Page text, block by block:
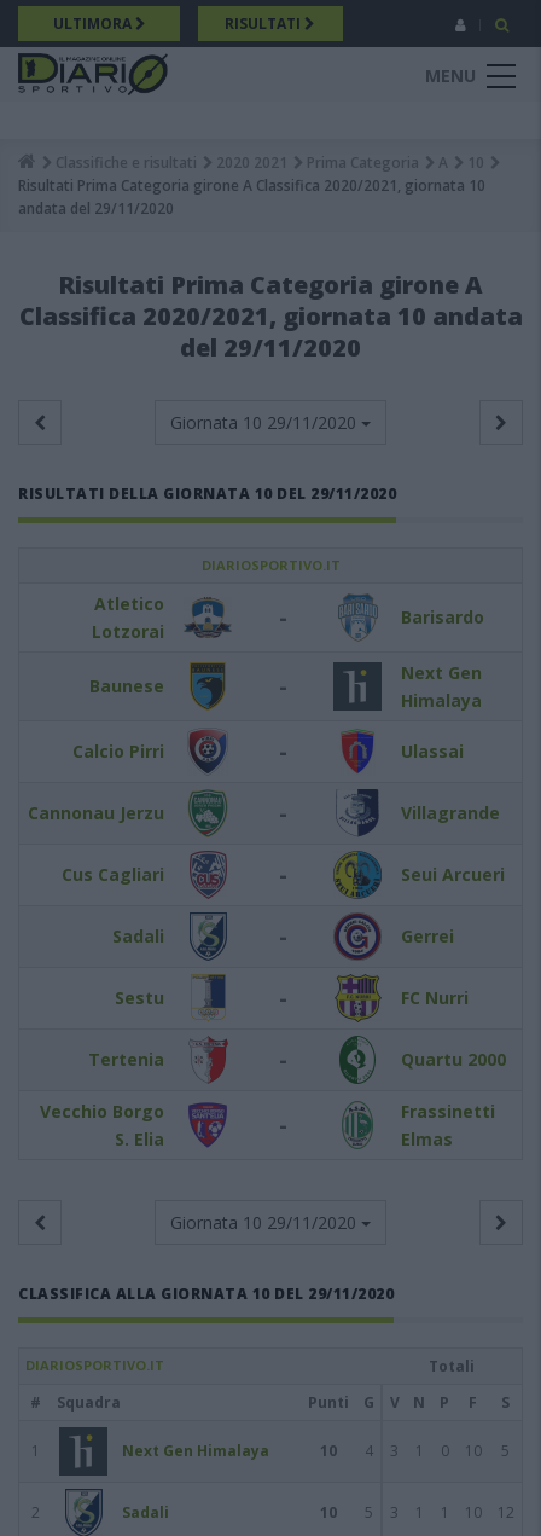
Salta
al
contenuto
principale
ULTIMORA RISULTATI
MENU
Breadcrumb
Classifiche e risultati 2020 2021 Prima Categoria A
10
Risultati Prima Categoria girone A Classifica 2020/2021, giornata 10
andata del 29/11/2020
Risultati Prima Categoria girone A
Classifica 2020/2021, giornata 10 andata
del 29/11/2020
Giornata 10 29/11/2020
RISULTATI DELLA GIORNATA 10 DEL 29/11/2020
DIARIOSPORTIVO.IT
Atletico
Lotzorai
- Barisardo
Baunese -
Next Gen
Himalaya
Calcio Pirri - Ulassai
Cannonau Jerzu - Villagrande
Cus Cagliari - Seui Arcueri
Sadali - Gerrei
Sestu - FC Nurri
Tertenia - Quartu 2000
Vecchio Borgo
S. Elia
-
Frassinetti
Elmas
Giornata 10 29/11/2020
CLASSIFICA ALLA GIORNATA 10 DEL 29/11/2020
DIARIOSPORTIVO.IT
Totali
#
Squadra Punti G V N P F S
1 Next Gen Himalaya 10 4 3 1 0 10 5
2 Sadali 10 5 3 1 1 10 12